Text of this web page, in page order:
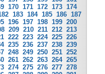
170 171 172 173 174
183 184 185 186 187
196 197 198 199 200
209 210 211 212 213
222 223 224 225 226
235 236 237 238 239
248 249 250 251 252
261 262 263 264 265
274 275 276 277 278